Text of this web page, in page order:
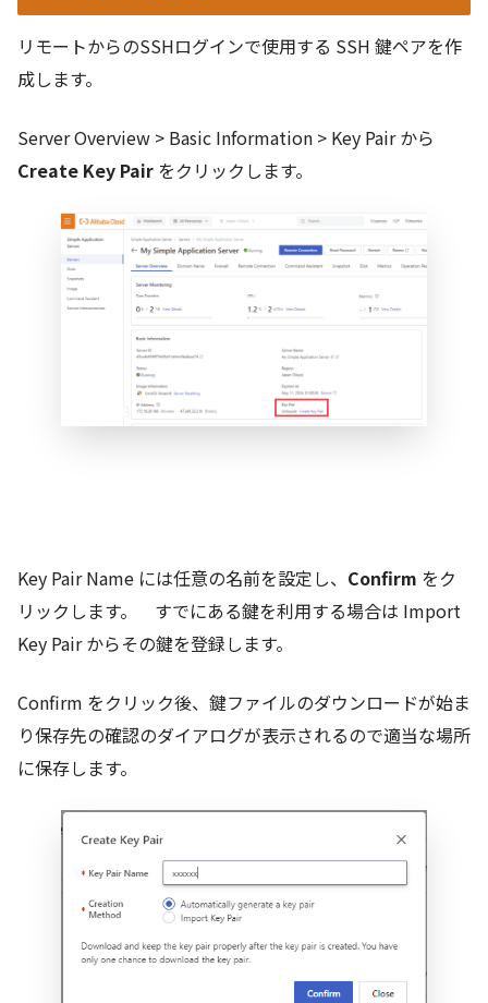
リモートからのSSHログインで使用する SSH 鍵ペアを作
成します。
Server Overview > Basic Information > Key Pair から
Create Key Pair をクリックします。
Key Pair Name には任意の名前を設定し、 Confirm をク
リックします。 すでにある鍵を利用する場合は Import
Key Pair からその鍵を登録します。
Confirm をクリック後、鍵ファイルのダウンロードが始ま
り保存先の確認のダイアログが表示されるので適当な場所
に保存します。